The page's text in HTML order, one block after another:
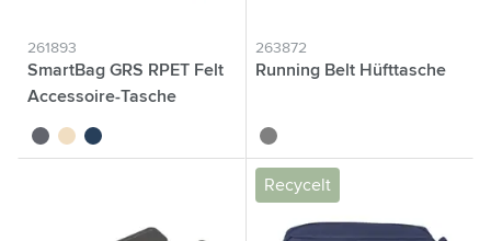
261893
SmartBag GRS RPET Felt
Accessoire-Tasche
gris beigebleu foncé
263872
Running Belt Hüfttasche
gris
Recycelt